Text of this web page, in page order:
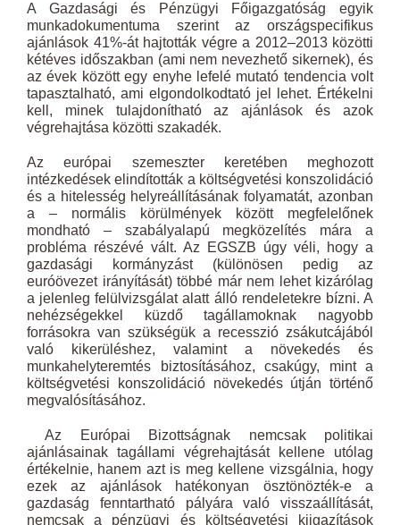
A Gazdasági és Pénzügyi Főigazgatóság egyik
munkadokumentuma szerint az országspecifikus
ajánlások 41%-át hajtották végre a 2012–2013 közötti
kétéves időszakban (ami nem nevezhető sikernek), és
az évek között egy enyhe lefelé mutató tendencia volt
tapasztalható, ami elgondolkodtató jel lehet. Értékelni
kell, minek tulajdonítható az ajánlások és azok
végrehajtása közötti szakadék.
Az európai szemeszter keretében meghozott
intézkedések elindították a költségvetési konszolidáció
és a hitelesség helyreállításának folyamatát, azonban
a – normális körülmények között megfelelőnek
mondható – szabályalapú megközelítés mára a
probléma részévé vált. Az EGSZB úgy véli, hogy a
gazdasági kormányzást (különösen pedig az
euróövezet irányítását) többé már nem lehet kizárólag
a jelenleg felülvizsgálat alatt álló rendeletekre bízni. A
nehézségekkel küzdő tagállamoknak nagyobb
forrásokra van szükségük a recesszió zsákutcájából
való kikerüléshez, valamint a növekedés és
munkahelyteremtés biztosításához, csakúgy, mint a
költségvetési konszolidáció növekedés útján történő
megvalósításához.
Az Európai Bizottságnak nemcsak politikai
ajánlásainak tagállami végrehajtását kellene utólag
értékelnie, hanem azt is meg kellene vizsgálnia, hogy
ezek az ajánlások hatékonyan ösztönözték-e a
gazdaság fenntartható pályára való visszaállítását,
nemcsak a pénzügyi és költségvetési kiigazítások